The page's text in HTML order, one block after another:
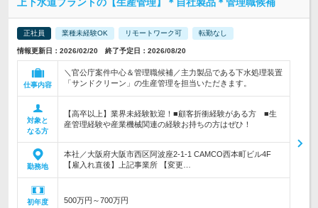
正社員 業種未経験OK リモートワーク可 転勤なし
情報更新日：2026/02/20 終了予定日：2026/08/20
仕事内容
＼官公庁案件中心＆管理職候補／主力製品である下水処理装置
「サンドクリーン」の生産管理を担当いただきます。
対象と
なる方
【高卒以上】業界未経験歓迎！■顧客折衝経験がある方 ■生
産管理経験や産業機械関連の経験お持ちの方はぜひ！
勤務地
本社／大阪府大阪市西区阿波座2-1-1 CAMCO西本町ビル4F
【雇入れ直後】上記事業所 【変更…
初年度
500万円～700万円